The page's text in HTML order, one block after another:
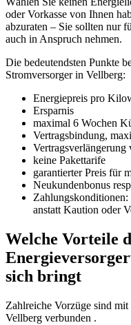
oder Vorkasse von Ihnen
abzuraten – Sie sollten nur
auch in Anspruch nehmen.
Die bedeutendsten Punkte
Stromversorger in Vellberg:
Energiepreis pro
Ersparnis
maximal 6 Wochen
Vertragsbindung,
Vertragsverlängerung
keine Pakettarife
garantierter Preis für
Neukundenbonus
anstatt Kaution oder
Welche Vorteile
sich bringt
Zahlreiche Vorzüge sind mit
Vellberg verbunden .